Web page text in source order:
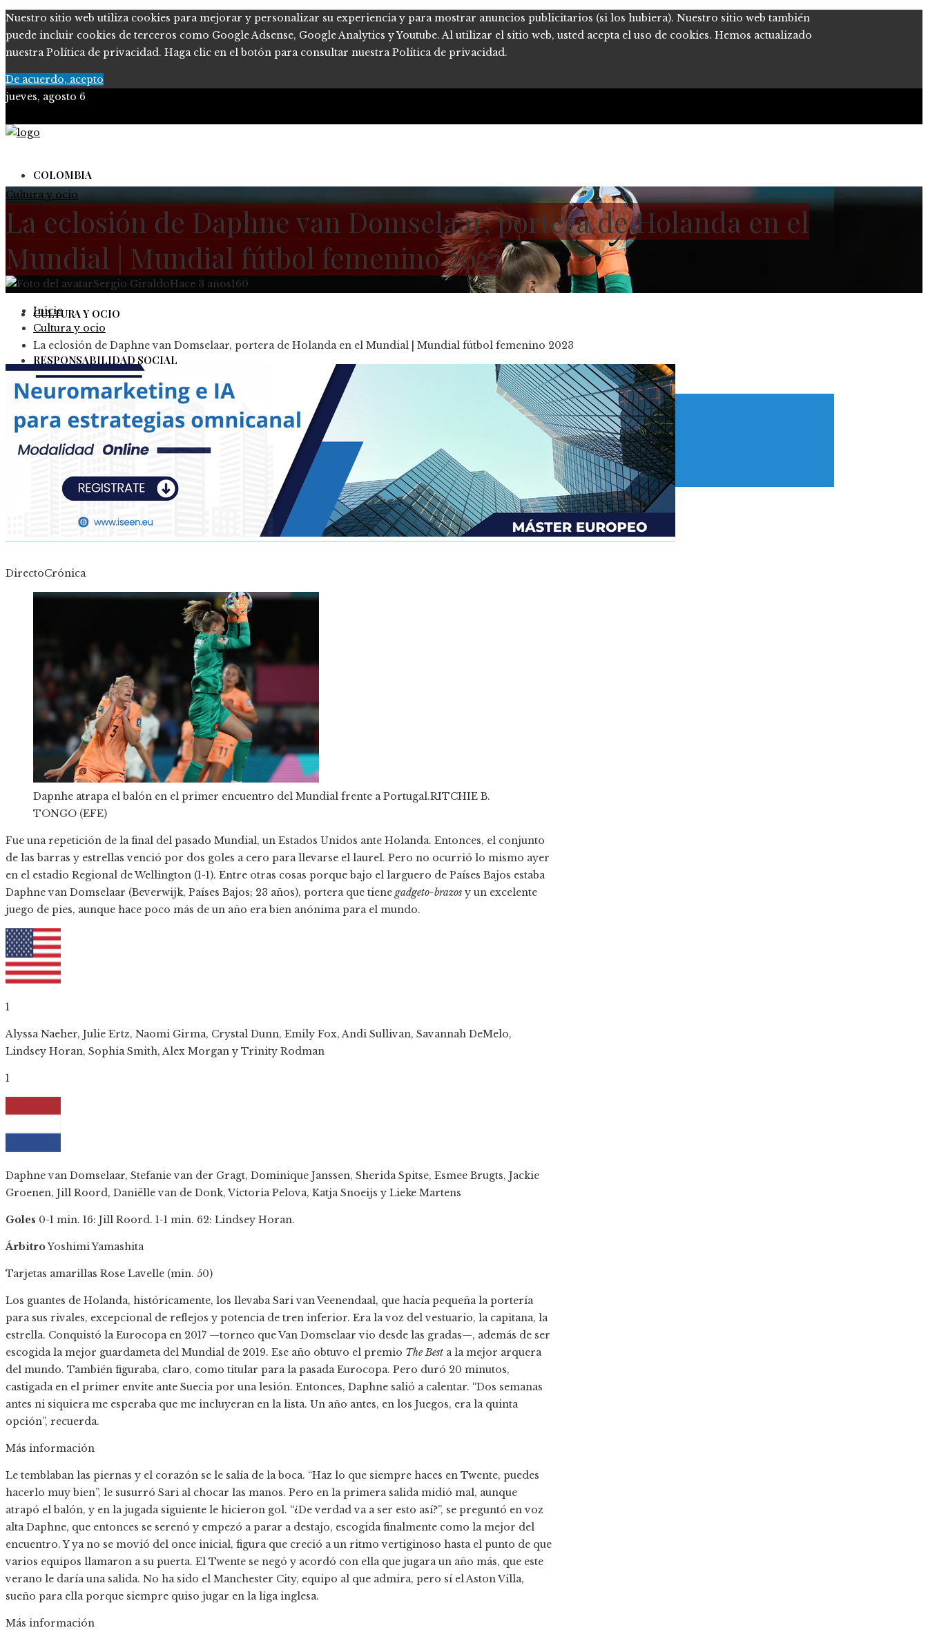
Nuestro sitio web utiliza cookies para mejorar y personalizar su experiencia y para mostrar anuncios publicitarios (si los hubiera). Nuestro sitio web también
puede incluir cookies de terceros como Google Adsense, Google Analytics y Youtube. Al utilizar el sitio web, usted acepta el uso de cookies. Hemos actualizado
nuestra Política de privacidad. Haga clic en el botón para consultar nuestra Política de privacidad.
De acuerdo, acepto
jueves, agosto 6
COLOMBIA
CIENCIA Y TECNOLOGÍA
INVERSIONES Y NEGOCIOS
CULTURA Y OCIO
RESPONSABILIDAD SOCIAL
Colombia
Ciencia y tecnología
Inversiones y negocios
Cultura y ocio
Responsabilidad Social
Cultura y ocio
La eclosión de Daphne van Domselaar, portera de Holanda en el
Mundial | Mundial fútbol femenino 2023
Sergio GiraldoHace 3 años160
Inicio
Cultura y ocio
La eclosión de Daphne van Domselaar, portera de Holanda en el Mundial | Mundial fútbol femenino 2023
DirectoCrónica
Dapnhe atrapa el balón en el primer encuentro del Mundial frente a Portugal.RITCHIE B.
TONGO (EFE)
Fue una repetición de la final del pasado Mundial, un Estados Unidos ante Holanda. Entonces, el conjunto
de las barras y estrellas venció por dos goles a cero para llevarse el laurel. Pero no ocurrió lo mismo ayer
en el estadio Regional de Wellington (1-1). Entre otras cosas porque bajo el larguero de Países Bajos estaba
Daphne van Domselaar (Beverwijk, Países Bajos; 23 años), portera que tiene gadgeto-brazos y un excelente
juego de pies, aunque hace poco más de un año era bien anónima para el mundo.
1
Alyssa Naeher, Julie Ertz, Naomi Girma, Crystal Dunn, Emily Fox, Andi Sullivan, Savannah DeMelo,
Lindsey Horan, Sophia Smith, Alex Morgan y Trinity Rodman
1
Daphne van Domselaar, Stefanie van der Gragt, Dominique Janssen, Sherida Spitse, Esmee Brugts, Jackie
Groenen, Jill Roord, Daniëlle van de Donk, Victoria Pelova, Katja Snoeijs y Lieke Martens
Goles 0-1 min. 16: Jill Roord. 1-1 min. 62: Lindsey Horan.
ÁrbitroYoshimi Yamashita
Tarjetas amarillas Rose Lavelle (min. 50)
Los guantes de Holanda, históricamente, los llevaba Sari van Veenendaal, que hacía pequeña la portería
para sus rivales, excepcional de reflejos y potencia de tren inferior. Era la voz del vestuario, la capitana, la
estrella. Conquistó la Eurocopa en 2017 —torneo que Van Domselaar vio desde las gradas—, además de ser
escogida la mejor guardameta del Mundial de 2019. Ese año obtuvo el premio The Best a la mejor arquera
del mundo. También figuraba, claro, como titular para la pasada Eurocopa. Pero duró 20 minutos,
castigada en el primer envite ante Suecia por una lesión. Entonces, Daphne salió a calentar. “Dos semanas
antes ni siquiera me esperaba que me incluyeran en la lista. Un año antes, en los Juegos, era la quinta
opción”, recuerda.
Más información
Le temblaban las piernas y el corazón se le salía de la boca. “Haz lo que siempre haces en Twente, puedes
hacerlo muy bien”, le susurró Sari al chocar las manos. Pero en la primera salida midió mal, aunque
atrapó el balón, y en la jugada siguiente le hicieron gol. “¿De verdad va a ser esto así?”, se preguntó en voz
alta Daphne, que entonces se serenó y empezó a parar a destajo, escogida finalmente como la mejor del
encuentro. Y ya no se movió del once inicial, figura que creció a un ritmo vertiginoso hasta el punto de que
varios equipos llamaron a su puerta. El Twente se negó y acordó con ella que jugara un año más, que este
verano le daría una salida. No ha sido el Manchester City, equipo al que admira, pero sí el Aston Villa,
sueño para ella porque siempre quiso jugar en la liga inglesa.
Más información